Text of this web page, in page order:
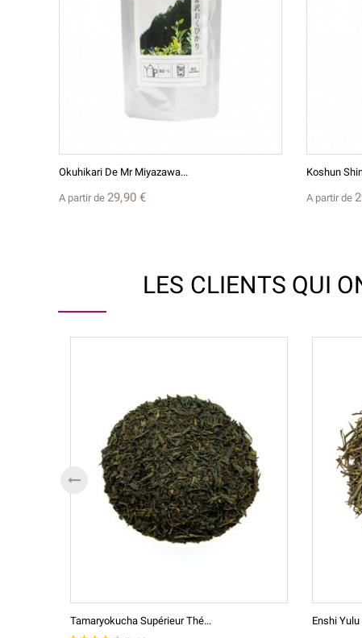
Okuhikari De Mr Miyazawa...
A partir de 29,90 €
Koshun
A partir de
LES CLIENTS QUI
Tamaryokucha Supérieur Thé... Enshi